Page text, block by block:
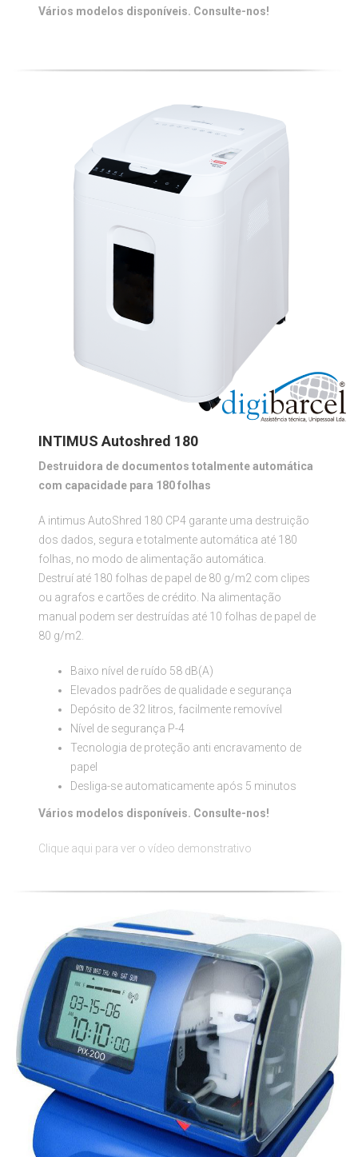
Vários modelos disponíveis. Consulte-nos!
INTIMUS Autoshred 180
Destruidora de documentos totalmente automática
com capacidade para 180 folhas
A intimus AutoShred 180 CP4 garante uma destruição
dos dados, segura e totalmente automática até 180
folhas, no modo de alimentação automática.
Destruí até 180 folhas de papel de 80 g/m2 com clipes
ou agrafos e cartões de crédito. Na alimentação
manual podem ser destruídas até 10 folhas de papel de
80 g/m2.
Baixo nível de ruído 58 dB(A)
Elevados padrões de qualidade e segurança
Depósito de 32 litros, facilmente removível
Nível de segurança P-4
Tecnologia de proteção anti encravamento de
papel
Desliga-se automaticamente após 5 minutos
Vários modelos disponíveis. Consulte-nos!
Clique aqui para ver o vídeo demonstrativo